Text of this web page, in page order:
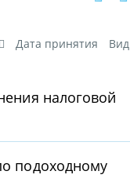
Дата принятия
Вид
налоговой
подоходному